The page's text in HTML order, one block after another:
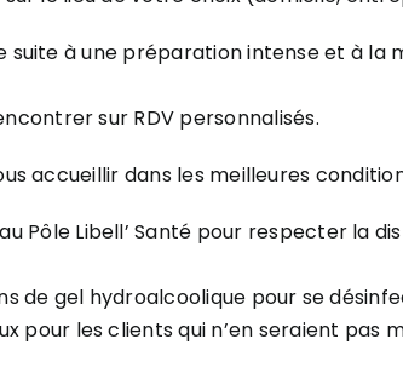
suite à une préparation intense et à
sur RDV personnalisés.
accueillir dans les meilleures
Pôle Libell’ Santé pour respecter la
de gel hydroalcoolique pour se
pour les clients qui n’en seraient pas